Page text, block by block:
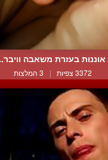
אוננות בעזרת משאבה
3372 צפיות | 3 המלצות